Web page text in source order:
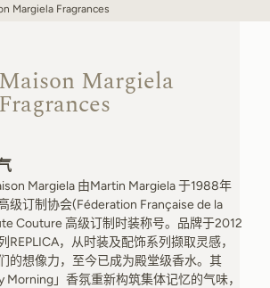
Margiela Fragrances
Maison Margiela
Fragrances
Margiela 由Martin Margiela 于1988年
级订制协会(Féderation Française de la
Couture 高级订制时装称号。品牌于2012
REPLICA，从时装及配饰系列撷取灵感，
的想像力，至今已成为殿堂级香水。其
Morning」香氛重新构筑集体记忆的气味，